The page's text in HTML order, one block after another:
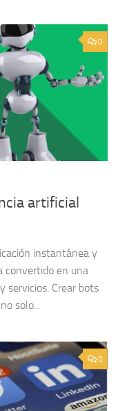
0
artificial
instantánea y
convertido en una
servicios. Crear bots
solo...
0